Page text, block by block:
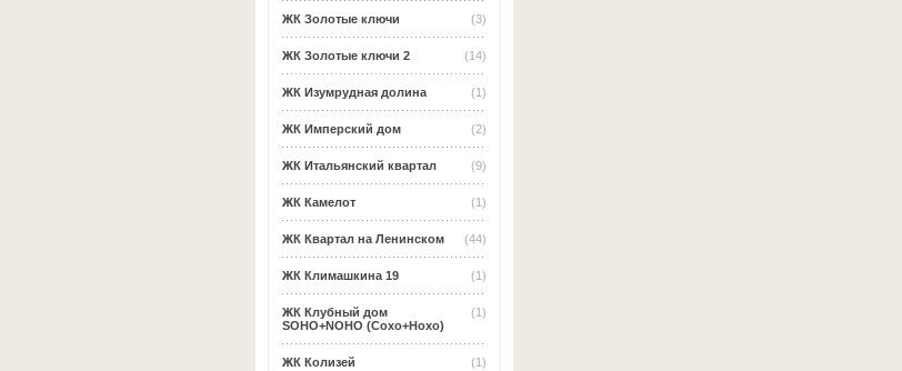
(3)
ЖК Золотые ключи
(14)
ЖК Золотые ключи 2
(1)
ЖК Изумрудная долина
(2)
ЖК Имперский дом
(9)
ЖК Итальянский квартал
(1)
ЖК Камелот
(44)
ЖК Квартал на Ленинском
(1)
ЖК Климашкина 19
(1)
ЖК Клубный дом
SOHO+NOHO (Сохо+Нохо)
(1)
ЖК Колизей